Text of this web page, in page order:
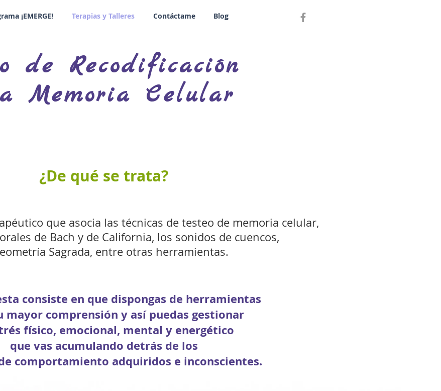
de Recodificación
Memoria Celular
¿De qué se trata?
que asocia las técnicas de testeo de memoria celular,
de Bach y de California, los sonidos de cuencos,
Sagrada, entre otras herramientas.
consiste en que dispongas de herramientas
mayor comprensión y así puedas gestionar
físico, emocional, mental y energético
que vas acumulando detrás de los
comportamiento adquiridos e inconscientes.
¡EMERGE! Terapias y Talleres Contáctame Blog